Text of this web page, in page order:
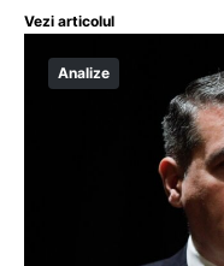
Vezi articolul
Analize